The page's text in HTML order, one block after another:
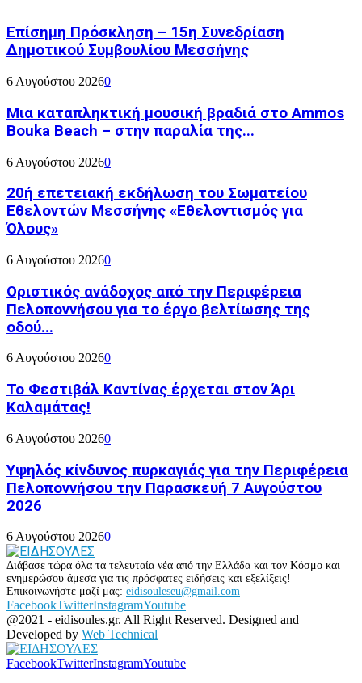
Επίσημη Πρόσκληση – 15η Συνεδρίαση
Δημοτικού Συμβουλίου Μεσσήνης
6 Αυγούστου 20260
Μια καταπληκτική μουσική βραδιά στο Ammos
Bouka Beach – στην παραλία της...
6 Αυγούστου 20260
20ή επετειακή εκδήλωση του Σωματείου
Εθελοντών Μεσσήνης «Εθελοντισμός για
Όλους»
6 Αυγούστου 20260
Οριστικός ανάδοχος από την Περιφέρεια
Πελοποννήσου για το έργο βελτίωσης της
οδού...
6 Αυγούστου 20260
Το Φεστιβάλ Καντίνας έρχεται στον Άρι
Καλαμάτας!
6 Αυγούστου 20260
Υψηλός κίνδυνος πυρκαγιάς για την Περιφέρεια
Πελοποννήσου την Παρασκευή 7 Αυγούστου
2026
6 Αυγούστου 20260
Διάβασε τώρα όλα τα τελευταία νέα από την Ελλάδα και τον Κόσμο και
ενημερώσου άμεσα για τις πρόσφατες ειδήσεις και εξελίξεις!
Επικοινωνήστε μαζί μας: eidisouleseu@gmail.com
FacebookTwitterInstagramYoutube
@2021 - eidisoules.gr. All Right Reserved. Designed and
Developed by Web Technical
FacebookTwitterInstagramYoutube